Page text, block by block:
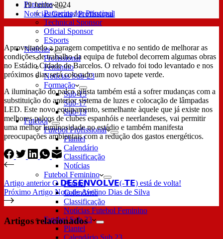
Parceiros
Patrocinador Principal
Technical Sponsor
Oficial Sponsor
ESports
Notícias
Profissional
Feminino
Notícias Sub-23
Formação
Sub-15
Sub-17
Sub-19
Futebol
Futebol Profissional
Plantel
Calendário
Classificação
Notícias
Futebol Feminino
Plantel
Calendário
Classificação
Notícias Futebol Feminino
Futebol Sub 23
Plantel
Calendário Sub 23
19 Junho 2024
Notícias Gerais/Profissional
Aproveitando a paragem competitiva e no sentido de melhorar as
condições de trabalho da equipa de futebol decorrem algumas obras
no Estádio Cidade de Barcelos. O relvado foi todo levantado e nos
próximos dias será colocado um novo tapete verde.
A iluminação do palco gilista também está a sofrer mudanças com a
substituição do anterior sistema de luzes e colocação de lâmpadas
LED. Este novo equipamento, semelhante àquele que já existe nos
melhores palcos de clubes espanhóis e neerlandeses, vai permitir
uma melhor luminosidade no estádio e também manifesta
preocupações ambientais com a redução dos gastos energéticos.
Artigo anteriorO 𝗗𝗘𝗦𝗘𝗡𝗩𝗢𝗟𝗩𝗘(-𝗧𝗘) está de volta!
Próximo Artigo Nota de Avelino Dias de Silva
Artigos relacionados